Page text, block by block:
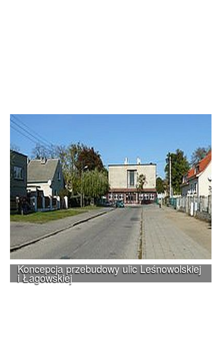
Koncepcja przebudowy ulic Leśnowolskiej
i Łagowskiej